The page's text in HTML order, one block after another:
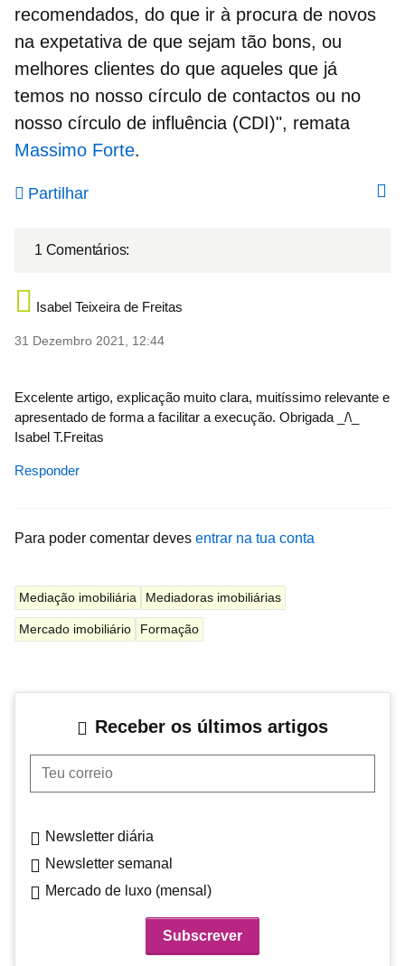
recomendados, do que ir à procura de novos
na expetativa de que sejam tão bons, ou
melhores clientes do que aqueles que já
temos no nosso círculo de contactos ou no
nosso círculo de influência (CDI)", remata
Massimo Forte.
Partilhar
1 Comentários:
Isabel Teixeira de Freitas
31 Dezembro 2021, 12:44
Excelente artigo, explicação muito clara, muitíssimo relevante e
apresentado de forma a facilitar a execução. Obrigada _/\_
Isabel T.Freitas
Responder
Para poder comentar deves entrar na tua conta
Mediação imobiliária Mediadoras imobiliárias
Mercado imobiliário Formação
Receber os últimos artigos
Teu correio
Newsletter diária
Newsletter semanal
Mercado de luxo (mensal)